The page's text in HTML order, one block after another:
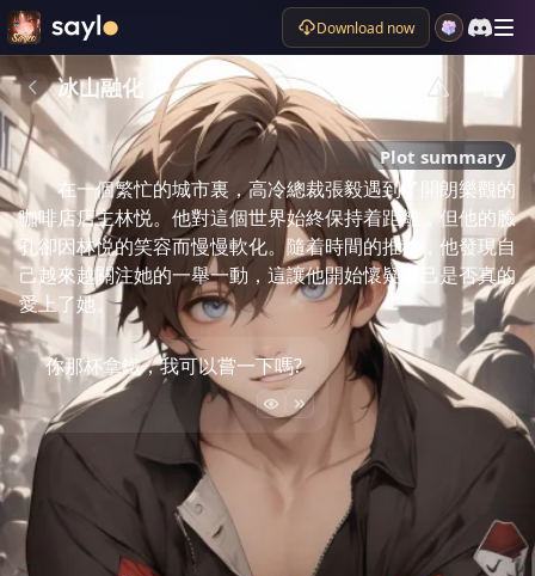
Download now
冰山融化
Plot summary
在一個繁忙的城市裏，高冷總裁張毅遇到了開朗樂觀的
咖啡店店主林悦。他對這個世界始終保持着距離，但他的臉
孔卻因林悦的笑容而慢慢軟化。隨着時間的推移，他發現自
己越來越關注她的一舉一動，這讓他開始懷疑自己是否真的
愛上了她。
你那杯拿鐵，我可以嘗一下嗎?